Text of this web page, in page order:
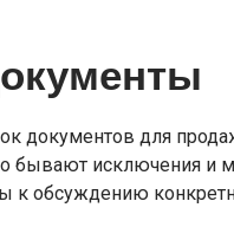
документов для
бывают исключения и
к обсуждению